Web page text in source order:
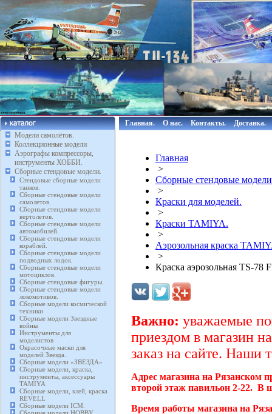
Модели самолётов.
Коллекционные модели
Аэрографы компрессоры,
инструменты ХОББИ.
Сборные стендовые модели.
Стендовые сборные модели
танков.
Сборные стендовые модели
самолетов.
Сборные стендовые модели
вертолетов.
Сборные стендовые модели
автомобилей.
Сборные стендовые модели
кораблей.
Сборные стендовые модели
подводных лодок.
Сборные стендовые модели
мотоциклов.
Сборные стендовые фигуры.
Сборные стендовые модели
локомотивов.
Сборные модели космической
техники
Сборные модели Звездные
войны
Инструменты для
моделистов
Окрасочные маски для
моделей Звезда.
Сборные модели «ЗВЕЗДА»
Сборные модели, краска,
инструменты, аксессуары
TAMIYA
Сборные модели, клей, краска
REVELL
Сборные модели ICM.
Главная. О нас. Контакты. Доставка.
Главная
>
Сборные стендовые
>
Краски для моделей.
>
Краски TAMIYA.
>
Аэрозольная краска
>
Краска аэрозольная TS-78
Важно: уважаемые
приездом в магазин
заказ на сайте. Наши
Адрес магазина на Рязанском
второй этаж павильон 2-22. В
Время работы магазина на